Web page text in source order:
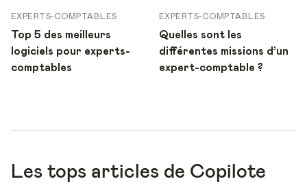
EXPERTS-COMPTABLES
Top 5 des meilleurs
logiciels pour experts-
comptables
EXPERTS-COMPTABLES
Quelles sont les
différentes missions d’un
expert-comptable ?
Les tops articles de Copilote